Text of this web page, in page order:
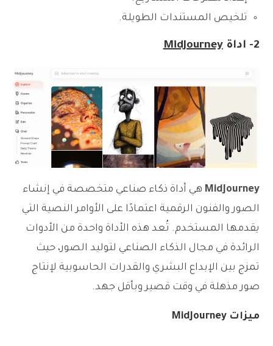
تلخيص المستندات الطويلة.
2- اداة MidJourney
MidJourney هي أداة ذكاء صناعي متخصصة في إنشاء
الصور والفنون الرقمية اعتمادًا على الأوامر النصية التي
يقدمها المستخدم. تُعد هذه الأداة واحدة من الأدوات
الرائدة في مجال الذكاء الصناعي لتوليد الصور، حيث
تمزج بين الإبداع البشري والقدرات الحاسوبية لإنتاج
صور مذهلة في وقت قصير وبأقل جهد.
ميزات MidJourney